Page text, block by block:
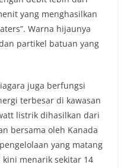
yang menghasilkan
Warna hijaunya
partikel batuan yang
juga berfungsi
terbesar di kawasan
listrik dihasilkan dari
bersama oleh Kanada
yang matang
kini menarik sekitar 14